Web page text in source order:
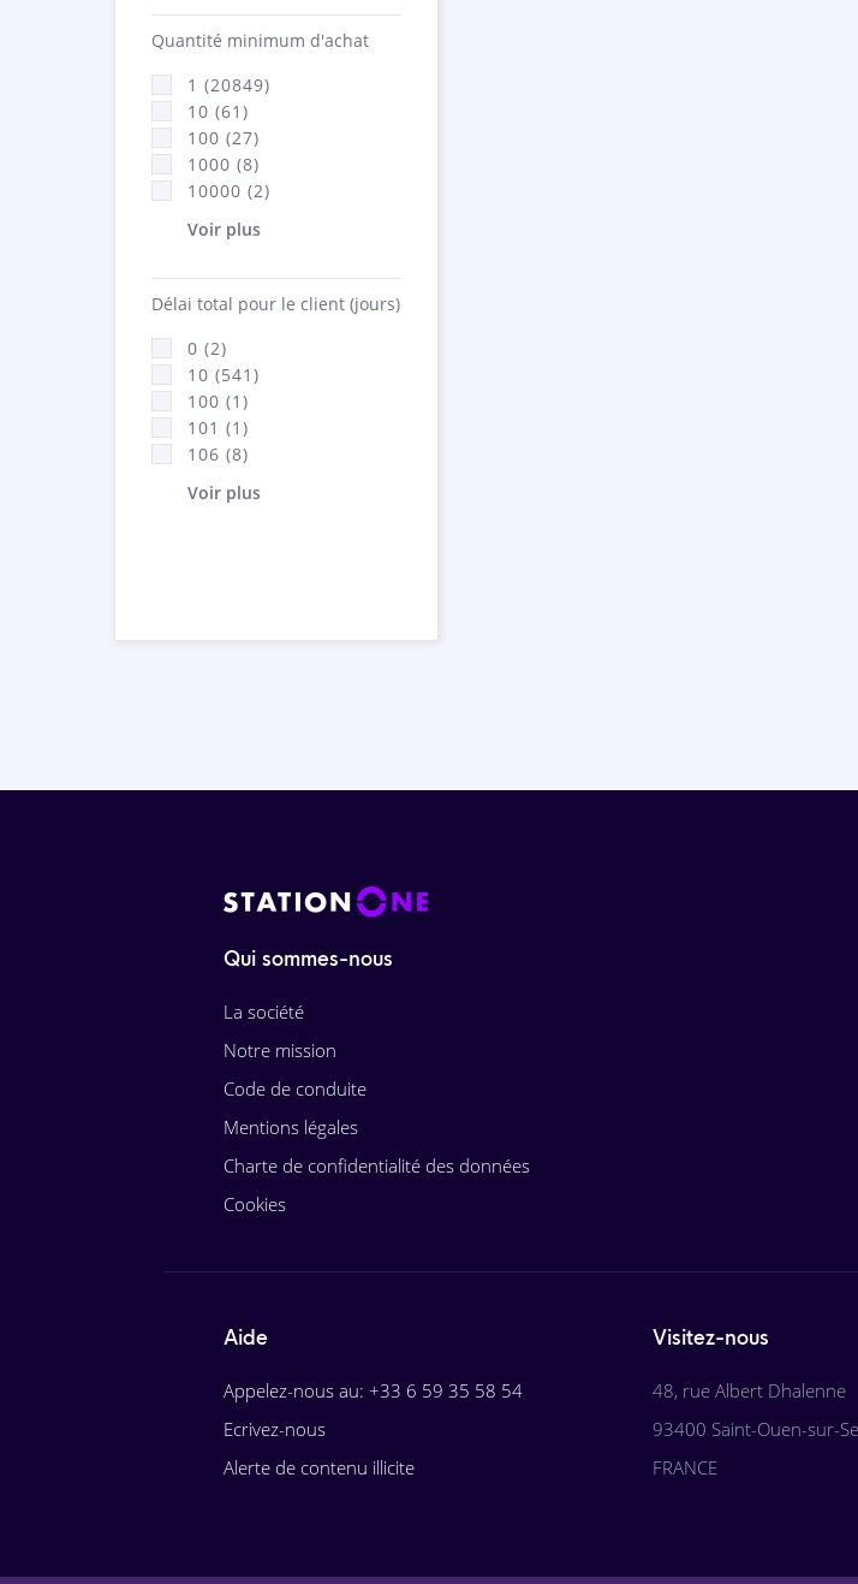
Quantité minimum d'achat
1 (20849)
10 (61)
100 (27)
1000 (8)
10000 (2)
Voir plus
Délai total pour le client (jours)
0 (2)
10 (541)
100 (1)
101 (1)
106 (8)
Voir plus
Qui sommes-nous
La société
Notre mission
Code de conduite
Mentions légales
Charte de confidentialité des données
Cookies
Aide
Appelez-nous au: +33 6 59 35 58 54
Ecrivez-nous
Alerte de contenu illicite
Visitez-nous
48, rue Albert Dhalenne
93400 Saint-Ouen-sur-
FRANCE